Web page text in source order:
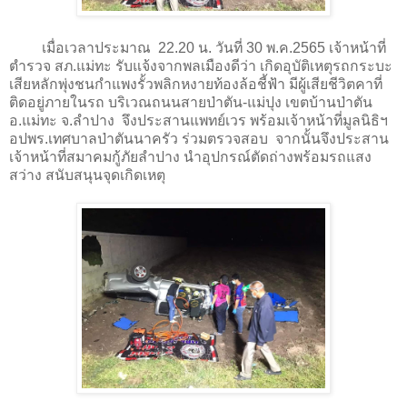
เมื่อเวลาประมาณ 22.20 น. วันที่ 30 พ.ค.2565 เจ้าหน้าที่
ตำรวจ สภ.แม่ทะ รับแจ้งจากพลเมืองดีว่า เกิดอุบัติเหตุรถกระบะ
เสียหลักพุ่งชนกำแพงรั้วพลิกหงายท้องล้อชี้ฟ้า มีผู้เสียชีวิตคาที่
ติดอยู่ภายในรถ บริเวณถนนสายป่าตัน-แม่ปุง เขตบ้านป่าตัน
อ.แม่ทะ จ.ลำปาง จึงประสานแพทย์เวร พร้อมเจ้าหน้าที่มูลนิธิฯ
อปพร.เทศบาลป่าตันนาครัว ร่วมตรวจสอบ จากนั้นจึงประสาน
เจ้าหน้าที่สมาคมกู้ภัยลำปาง นำอุปกรณ์ตัดถ่างพร้อมรถแสง
สว่าง สนับสนุนจุดเกิดเหตุ